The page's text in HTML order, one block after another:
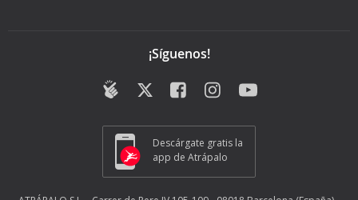
¡Síguenos!
Descárgate gratis la
app de Atrápalo